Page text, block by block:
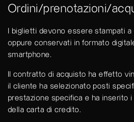
Ordini/prenotazioni/
I biglietti devono essere stampati
oppure conservati in formato
smartphone.
Il contratto di acquisto ha effetto
il cliente ha selezionato posti
prestazione specifica e ha inserito i
della carta di credito.